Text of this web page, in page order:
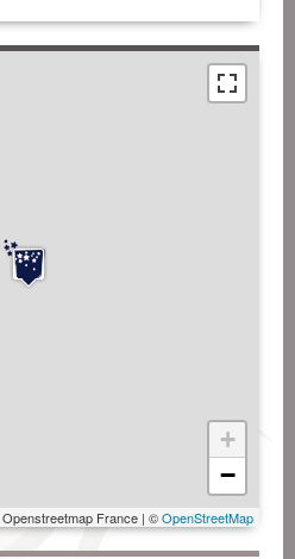
+
−
France | ©OpenStreetMap